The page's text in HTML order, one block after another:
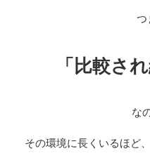
つ
「比較さ
な
その環境に長くいるほど